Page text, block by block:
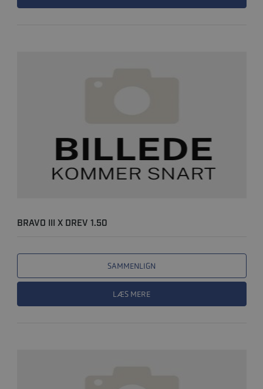
BRAVO III X DREV 1.50
SAMMENLIGN
LÆS MERE